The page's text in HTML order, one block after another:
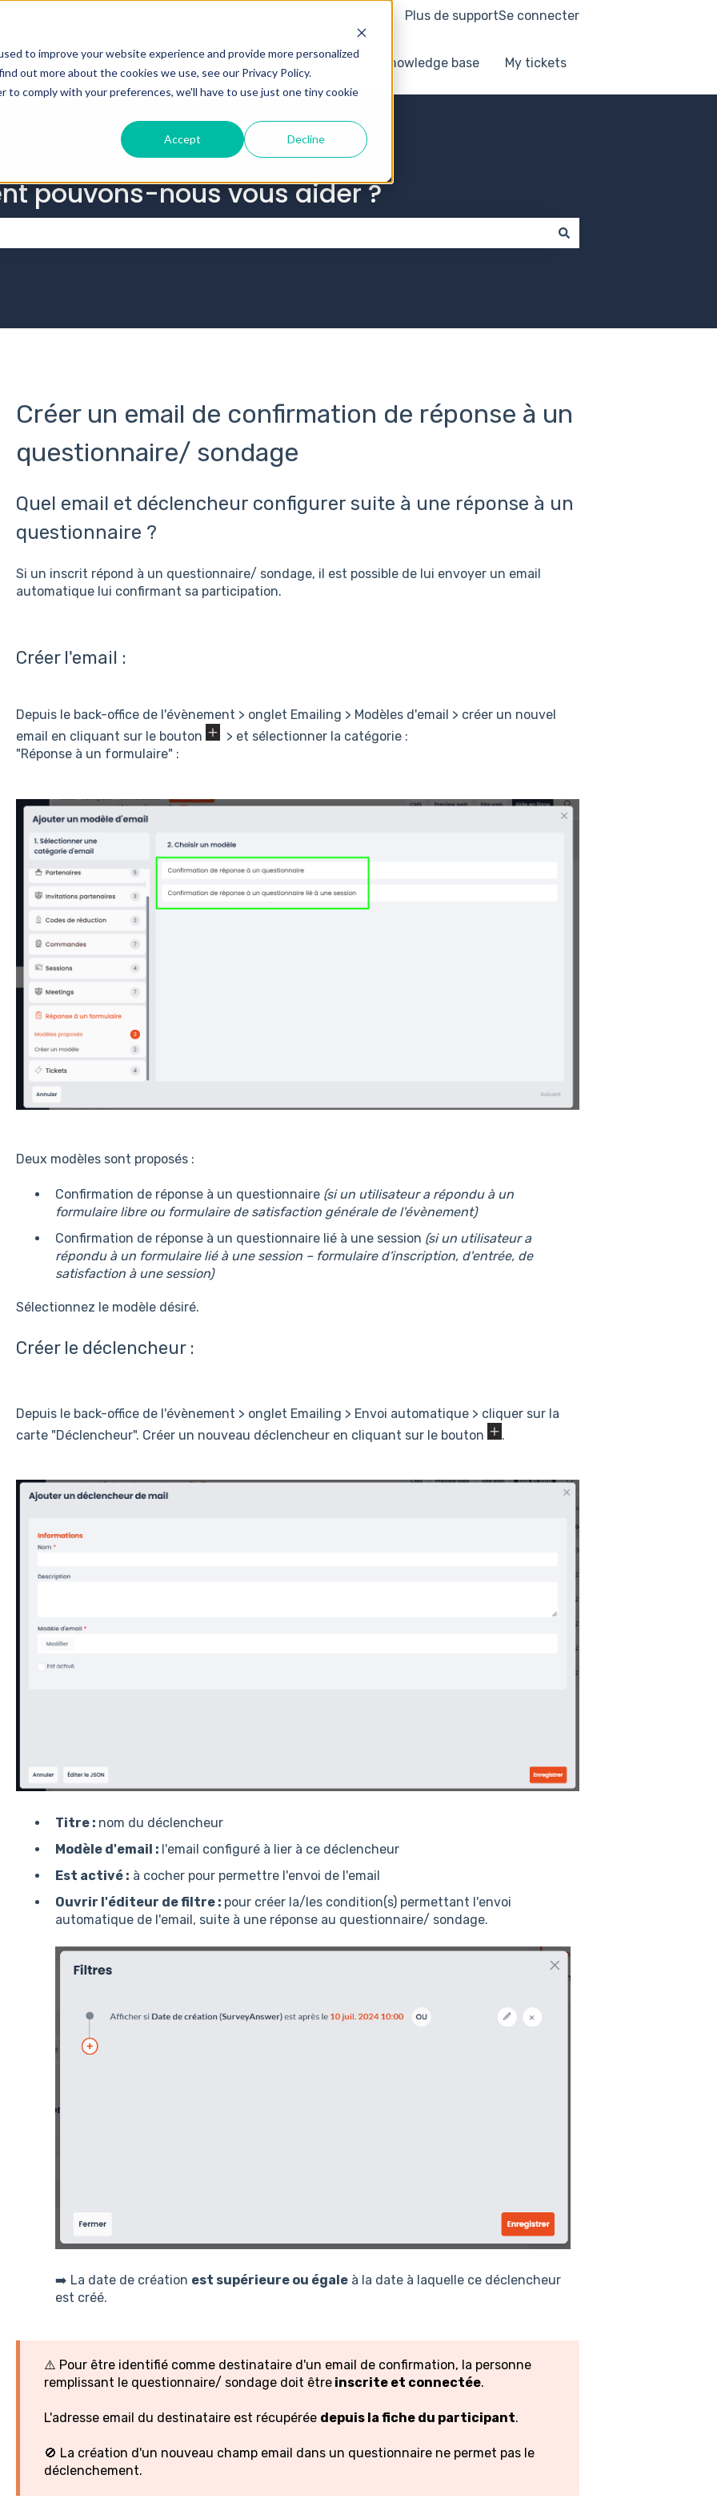
to improve your website experience and provide more personalized
out more about the cookies we use, see our Privacy Policy.
comply with your preferences, we'll have to use just one tiny cookie
Accept Decline
Plus de supportSe connecter
Knowledge base My tickets
pouvons-nous vous aider ?
Créer un email de confirmation de réponse à un
questionnaire/ sondage
Quel email et déclencheur configurer suite à une réponse à un
questionnaire ?
Si un inscrit répond à un questionnaire/ sondage, il est possible de lui envoyer un email
automatique lui confirmant sa participation.
Créer l'email :
Depuis le back-office de l'évènement > onglet Emailing > Modèles d'email > créer un nouvel
email en cliquant sur le bouton
> et sélectionner la catégorie :
"Réponse à un formulaire" :
Deux modèles sont proposés :
Confirmation de réponse à un questionnaire (si un utilisateur a répondu à un
formulaire libre ou formulaire de satisfaction générale de l'évènement)
Confirmation de réponse à un questionnaire lié à une session (si un utilisateur a
répondu à un formulaire lié à une session – formulaire d'inscription, d'entrée, de
satisfaction à une session)
Sélectionnez le modèle désiré.
Créer le déclencheur :
Depuis le back-office de l'évènement > onglet Emailing > Envoi automatique > cliquer sur la
carte "Déclencheur". Créer un nouveau déclencheur en cliquant sur le bouton
.
Titre : nom du déclencheur
Modèle d'email : l'email configuré à lier à ce déclencheur
Est activé : à cocher pour permettre l'envoi de l'email
Ouvrir l'éditeur de filtre : pour créer la/les condition(s) permettant l'envoi
automatique de l'email, suite à une réponse au questionnaire/ sondage.
➡️ La date de création est supérieure ou égaleà la date à laquelle ce déclencheur
est créé.
⚠️ Pour être identifié comme destinataire d'un email de confirmation, la personne
remplissant le questionnaire/ sondage doit êtreinscrite et connectée.
L'adresse email du destinataire est récupérée depuis la fiche du participant.
🚫 La création d'un nouveau champ email dans un questionnaire ne permet pas le
déclenchement.